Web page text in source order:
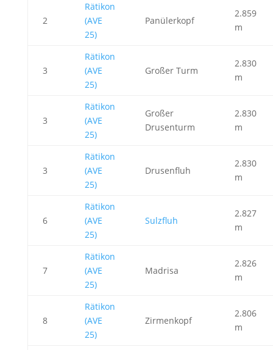
2
Rätikon
(AVE
25)
Panülerkopf
2.859
m
3
Rätikon
(AVE
25)
Großer Turm
2.830
m
3
Rätikon
(AVE
25)
Großer
Drusenturm
2.830
m
3
Rätikon
(AVE
25)
Drusenfluh
2.830
m
6
Rätikon
(AVE
25)
Sulzfluh
2.827
m
7
Rätikon
(AVE
25)
Madrisa
2.826
m
8
Rätikon
(AVE
25)
Zirmenkopf
2.806
m